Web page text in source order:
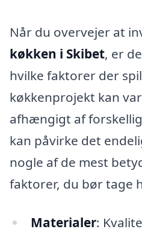
Når du overvejer at
køkken i Skibet, er
hvilke faktorer der
køkkenprojekt kan
afhængigt af
kan påvirke det
nogle af de mest
faktorer, du bør tage
Materialer: